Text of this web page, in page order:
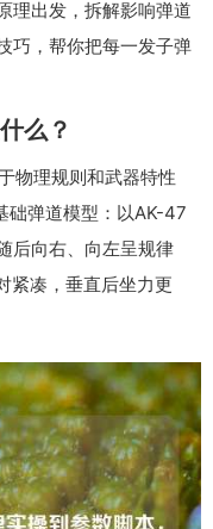
理出发，拆解影响弹道
巧，帮你把每一发子弹
么？
物理规则和武器特性
础弹道模型：以AK-47
后向右、向左呈规律
紧凑，垂直后坐力更